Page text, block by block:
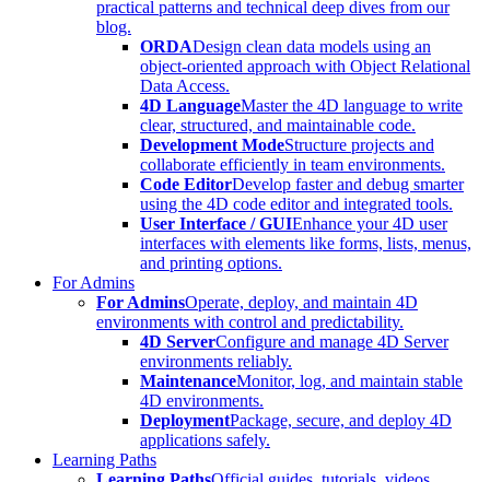
practical patterns and technical deep dives from our
blog.
ORDADesign clean data models using an
object-oriented approach with Object Relational
Data Access.
4D LanguageMaster the 4D language to write
clear, structured, and maintainable code.
Development ModeStructure projects and
collaborate efficiently in team environments.
Code EditorDevelop faster and debug smarter
using the 4D code editor and integrated tools.
User Interface / GUIEnhance your 4D user
interfaces with elements like forms, lists, menus,
and printing options.
For Admins
For AdminsOperate, deploy, and maintain 4D
environments with control and predictability.
4D ServerConfigure and manage 4D Server
environments reliably.
MaintenanceMonitor, log, and maintain stable
4D environments.
DeploymentPackage, secure, and deploy 4D
applications safely.
Learning Paths